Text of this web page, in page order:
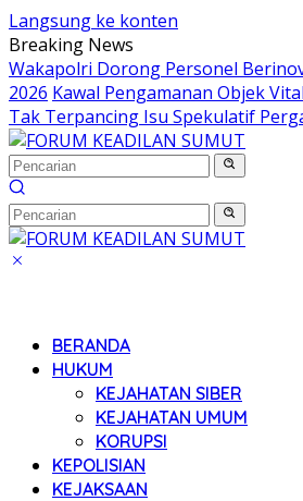
Langsung ke konten
Breaking News
Wakapolri Dorong Personel
2026 Kawal Pengamanan Objek
Tak Terpancing Isu Spekulatif
BERANDA
HUKUM
KEJAHATAN SIBER
KEJAHATAN UMUM
KORUPSI
KEPOLISIAN
KEJAKSAAN